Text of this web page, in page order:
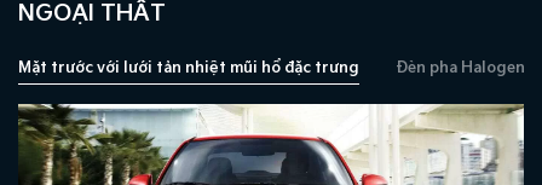
NGOẠI THẤT
Mặt trước với lưới tản nhiệt mũi hổ đặc trưng Đèn pha Halogen